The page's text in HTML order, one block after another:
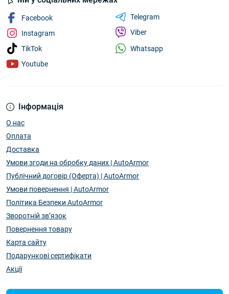
Інформація
О нас
Оплата
Доставка
Умови згоди на обробку даних | AutoArmor
Публічний договір (Оферта) | AutoArmor
Умови повернення | AutoArmor
Політика Безпеки AutoArmor
Зворотній зв’язок
Повернення товару
Карта сайту
Подарункові сертифікати
Акції
Facebook
Instagram
TikTok
Youtube
Telegram
Viber
Whatsapp